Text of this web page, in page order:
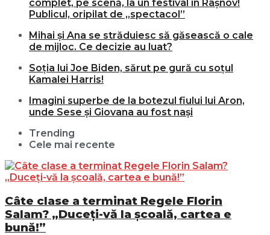
complet, pe scenă, la un festival în Râșnov!
Publicul, oripilat de „spectacol”
Mihai și Ana se străduiesc să găsească o cale
de mijloc. Ce decizie au luat?
Soția lui Joe Biden, sărut pe gură cu soțul
Kamalei Harris!
Imagini superbe de la botezul fiului lui Aron,
unde Sese și Giovana au fost nași
Trending
Cele mai recente
Câte clase a terminat Regele Florin
Salam? „Duceți-vă la școală, cartea e
bună!”